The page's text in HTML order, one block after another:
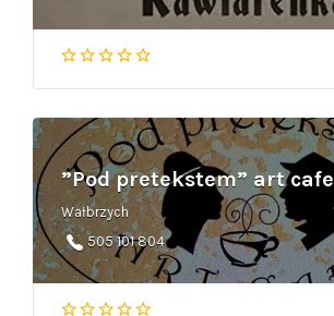
”Pod pretekstem” art cafe
Wałbrzych
505 101 804